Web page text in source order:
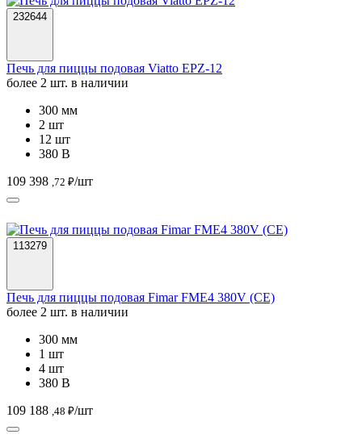
232644
Печь для пиццы подовая Viatto EPZ-12
более 2 шт. в наличии
300 мм
2 шт
12 шт
380 В
109 398 ,72 ₽/шт
113279
Печь для пиццы подовая Fimar FME4 380V (CE)
более 2 шт. в наличии
300 мм
1 шт
4 шт
380 В
109 188 ,48 ₽/шт